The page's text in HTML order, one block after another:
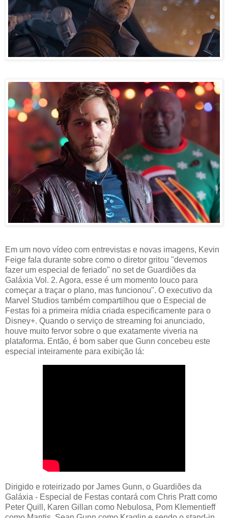
Em um novo vídeo com entrevistas e novas imagens, Kevin
Feige fala durante sobre como o diretor gritou "devemos
fazer um especial de feriado" no set de Guardiões da
Galáxia Vol. 2. Agora, esse é um momento louco para
começar a traçar o plano, mas funcionou". O executivo da
Marvel Studios também compartilhou que o Especial de
Festas foi a primeira mídia criada especificamente para o
Disney+. Quando o serviço de streaming foi anunciado,
houve muito fervor sobre o que exatamente viveria na
plataforma. Então, é bom saber que Gunn concebeu este
especial inteiramente para exibição lá:
Dirigido e roteirizado por James Gunn, o Guardiões da
Galáxia - Especial de Festas contará com Chris Pratt como
Peter Quill, Karen Gillan como Nebulosa, Pom Klementieff